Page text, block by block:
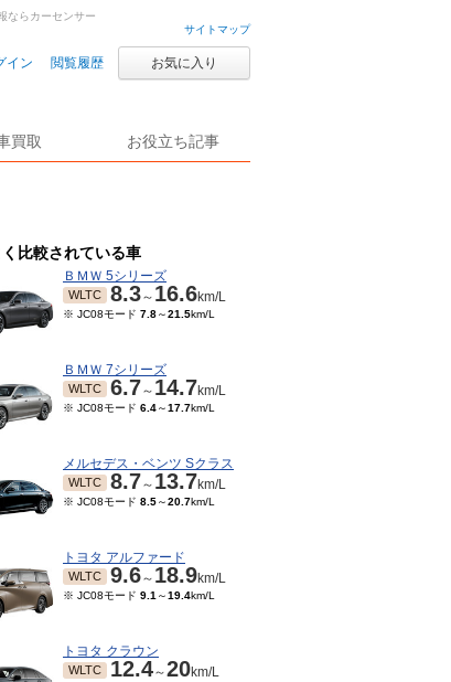
サイトマップ
イン 閲覧履歴 お気に入り
買取 お役立ち記事
ならカーセンサー
比較されている車
ＢＭＷ 5シリーズ
WLTC 8.3～ 16.6km/L
※ JC08モード 7.8～21.5km/L
ＢＭＷ 7シリーズ
WLTC 6.7～ 14.7km/L
※ JC08モード 6.4～17.7km/L
メルセデス・ベンツ Sクラス
WLTC 8.7～ 13.7km/L
※ JC08モード 8.5～20.7km/L
トヨタ アルファード
WLTC 9.6～ 18.9km/L
※ JC08モード 9.1 ～19.4km/L
トヨタ クラウン
WLTC 12.4～20km/L